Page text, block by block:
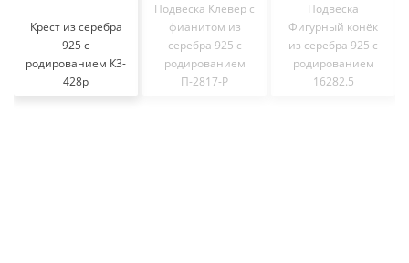
Крест из серебра
925 с
родированием К3-
428р
Подвеска Клевер с
фианитом из
серебра 925 с
родированием
П-2817-Р
Подвеска
Фигурный конёк
из серебра 925 с
родированием
16282.5